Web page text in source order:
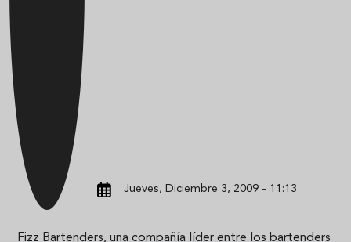
Jueves, Diciembre 3, 2009 - 11:13
Fizz Bartenders, una compañía líder entre los bartenders